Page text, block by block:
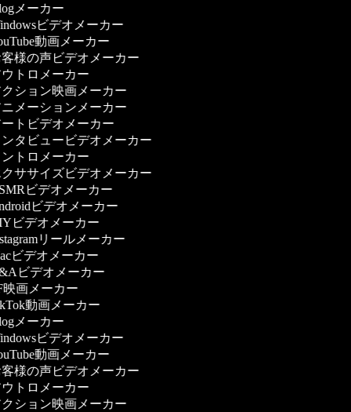
メーカー
ビデオメーカー
動画メーカー
様の声ビデオメーカー
トロメーカー
ション映画メーカー
メーションメーカー
トビデオメーカー
タビュービデオメーカー
トロメーカー
ササイズビデオメーカー
ビデオメーカー
ビデオメーカー
ビデオメーカー
リールメーカー
ビデオメーカー
ビデオメーカー
画メーカー
動画メーカー
メーカー
ビデオメーカー
動画メーカー
様の声ビデオメーカー
トロメーカー
ション映画メーカー